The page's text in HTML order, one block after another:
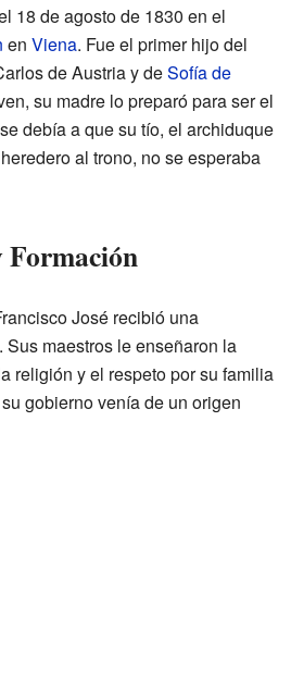
18 de agosto de 1830 en el
en Viena. Fue el primer hijo del
de Austria y deSofía de
su madre lo preparó para ser el
debía a que su tío, el archiduque
al trono, no se esperaba
Formación
José recibió una
maestros le enseñaron la
religión y el respeto por su familia
gobierno venía de un origen